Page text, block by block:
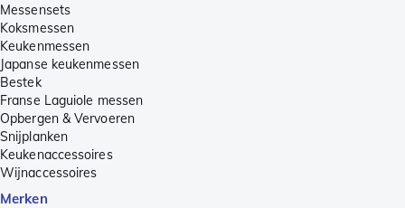
Messensets
Koksmessen
Keukenmessen
Japanse keukenmessen
Bestek
Franse Laguiole messen
Opbergen & Vervoeren
Snijplanken
Keukenaccessoires
Wijnaccessoires
Merken